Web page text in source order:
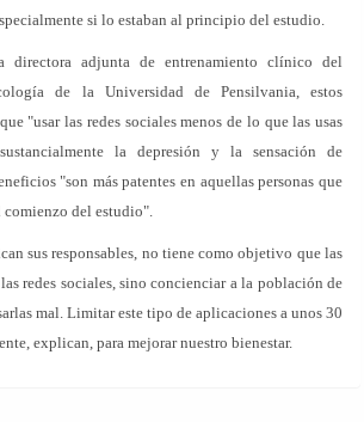
si lo estaban al principio del estudio.
directora adjunta de entrenamiento clínico del
de la Universidad de Pensilvania, estos
"usar las redes sociales menos de lo que las usas
la depresión y la sensación de
"son más patentes en aquellas personas que
comienzo del estudio".
sus responsables, no tiene como objetivo que las
redes sociales, sino concienciar a la población de
mal. Limitar este tipo de aplicaciones a unos 30
explican, para mejorar nuestro bienestar.